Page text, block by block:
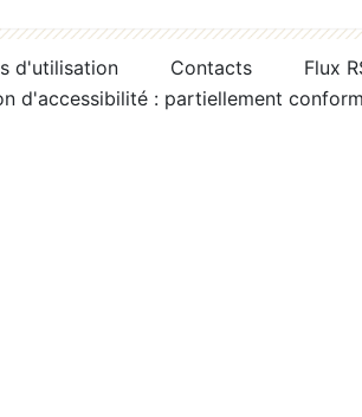
d'utilisation Contacts
Flux
d'accessibilité : partiellement